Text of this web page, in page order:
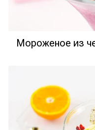
Мороженое из